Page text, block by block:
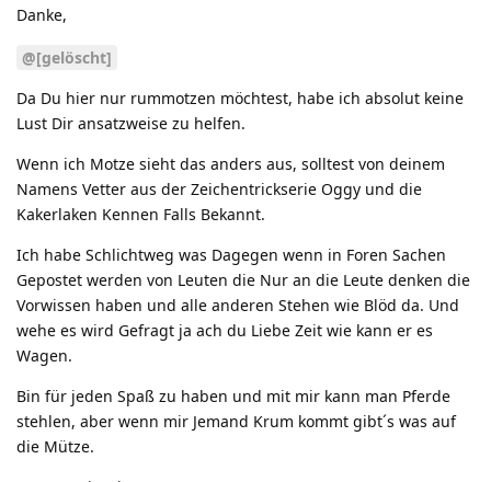
Danke,
@[gelöscht]
Da Du hier nur rummotzen möchtest, habe ich absolut keine
Lust Dir ansatzweise zu helfen.
Wenn ich Motze sieht das anders aus, solltest von deinem
Namens Vetter aus der Zeichentrickserie Oggy und die
Kakerlaken Kennen Falls Bekannt.
Ich habe Schlichtweg was Dagegen wenn in Foren Sachen
Gepostet werden von Leuten die Nur an die Leute denken die
Vorwissen haben und alle anderen Stehen wie Blöd da. Und
wehe es wird Gefragt ja ach du Liebe Zeit wie kann er es
Wagen.
Bin für jeden Spaß zu haben und mit mir kann man Pferde
stehlen, aber wenn mir Jemand Krum kommt gibt´s was auf
die Mütze.